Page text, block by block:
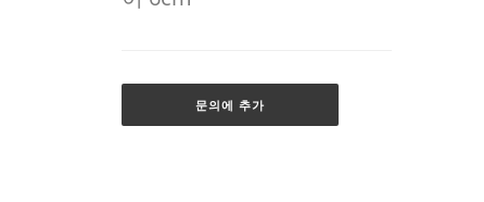
문의에 추가